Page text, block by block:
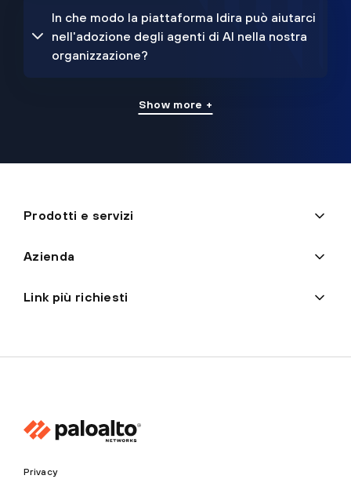
In che modo la piattaforma Idira può aiutarci
nell'adozione degli agenti di AI nella nostra
organizzazione?
Show more +
Prodotti e servizi
Azienda
Link più richiesti
Privacy